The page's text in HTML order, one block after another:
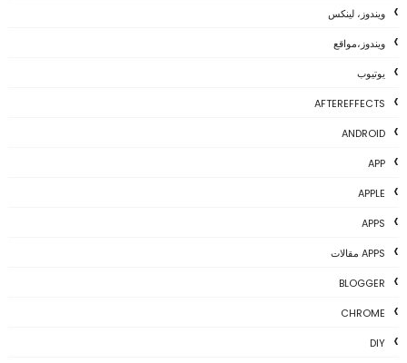
ويندوز، لينكس
ويندوز،مواقع
يوتيوب
AFTEREFFECTS
ANDROID
APP
APPLE
APPS
APPS مقالات
BLOGGER
CHROME
DIY